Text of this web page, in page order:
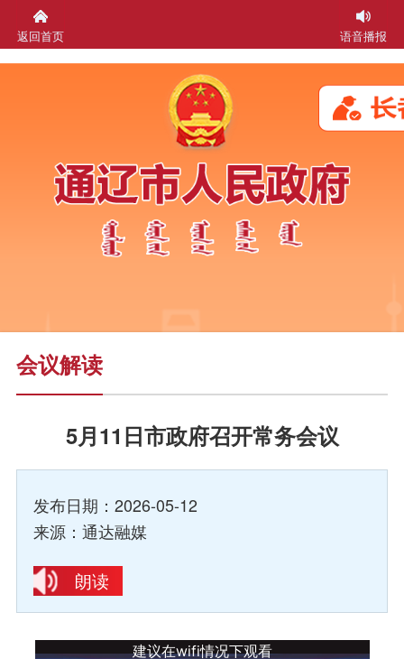
返回首页 语音播报
会议解读
5月11日市政府召开常务会议
发布日期：2026-05-12
来源：通达融媒
朗读